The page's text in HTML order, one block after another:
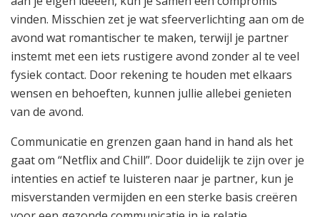
vinden. Misschien zet je wat sfeerverlichting aan om de
avond wat romantischer te maken, terwijl je partner
instemt met een iets rustigere avond zonder al te veel
fysiek contact. Door rekening te houden met elkaars
wensen en behoeften, kunnen jullie allebei genieten
van de avond.
Communicatie en grenzen gaan hand in hand als het
gaat om “Netflix and Chill”. Door duidelijk te zijn over je
intenties en actief te luisteren naar je partner, kun je
misverstanden vermijden en een sterke basis creëren